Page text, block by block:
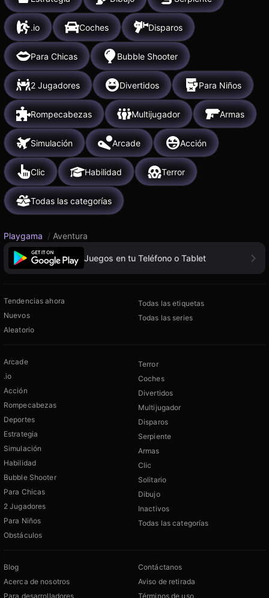
.io Coches Disparos
Para Chicas Bubble Shooter
2 Jugadores Divertidos Para Niños
Rompecabezas Multijugador Armas
Simulación Arcade Acción
Clic Habilidad Terror
Todas las categorías
Playgama / Aventura
Juegos en tu Teléfono o Tablet
Tendencias ahora
Nuevos
Aleatorio
Todas las etiquetas
Todas las series
Arcade
.io
Acción
Rompecabezas
Deportes
Estrategia
Simulación
Habilidad
Bubble Shooter
Para Chicas
2 Jugadores
Para Niños
Obstáculos
Terror
Coches
Divertidos
Multijugador
Disparos
Serpiente
Armas
Clic
Solitario
Dibujo
Inactivos
Todas las categorías
Blog
Acerca de nosotros
Para desarrolladores
Contáctanos
Aviso de retirada
Términos de uso